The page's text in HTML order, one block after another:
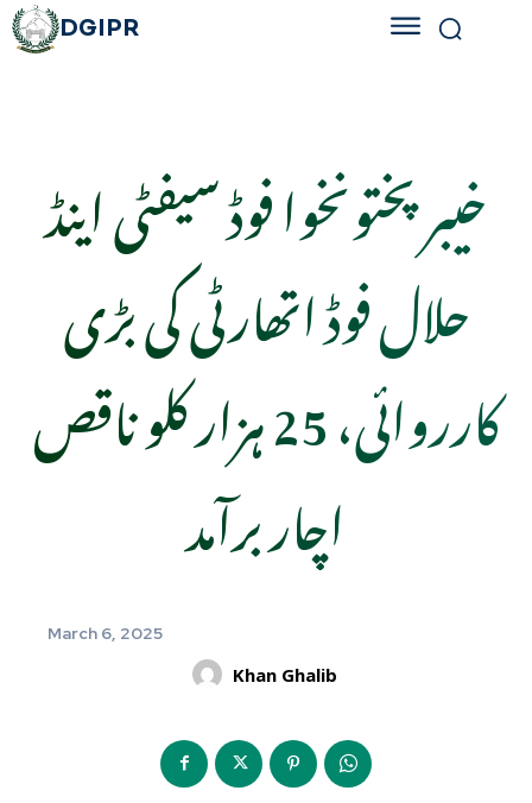
DGIPR
خیبر پختونخوا فوڈ سیفٹی اینڈ
حلال فوڈ اتھارٹی کی بڑی
کارروائی، 25 ہزار کلو ناقص
اچار برآمد
March 6, 2025
Khan Ghalib